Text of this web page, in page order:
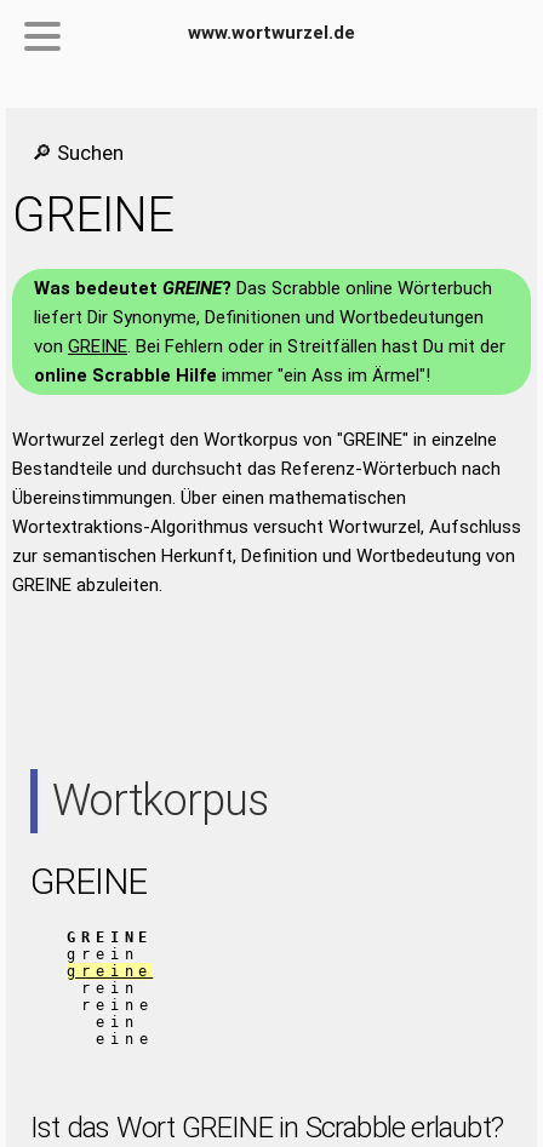
www.wortwurzel.de
🔎 Suchen
GREINE
Was bedeutet GREINE? Das Scrabble online Wörterbuch
liefert Dir Synonyme, Definitionen und Wortbedeutungen
von GREINE. Bei Fehlern oder in Streitfällen hast Du mit der
online Scrabble Hilfe immer "ein Ass im Ärmel"!
Wortwurzel zerlegt den Wortkorpus von "GREINE" in einzelne
Bestandteile und durchsucht das Referenz-Wörterbuch nach
Übereinstimmungen. Über einen mathematischen
Wortextraktions-Algorithmus versucht Wortwurzel, Aufschluss
zur semantischen Herkunft, Definition und Wortbedeutung von
GREINE abzuleiten.
Wortkorpus
GREINE
GREINE
grein
greine
rein
reine
ein
eine
Ist das Wort GREINE in Scrabble erlaubt?